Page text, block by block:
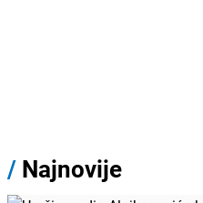
/ Najnovije